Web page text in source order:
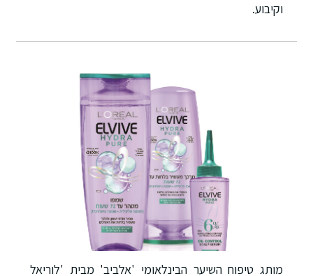
וקיבוע.
מותג טיפוח השיער הבינלאומי 'אלביב' מבית 'לוריאל